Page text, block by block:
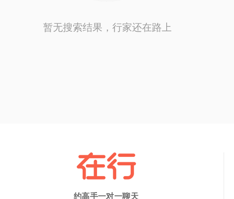
暂无搜索结果，行家还在路上
约高手一对一聊天